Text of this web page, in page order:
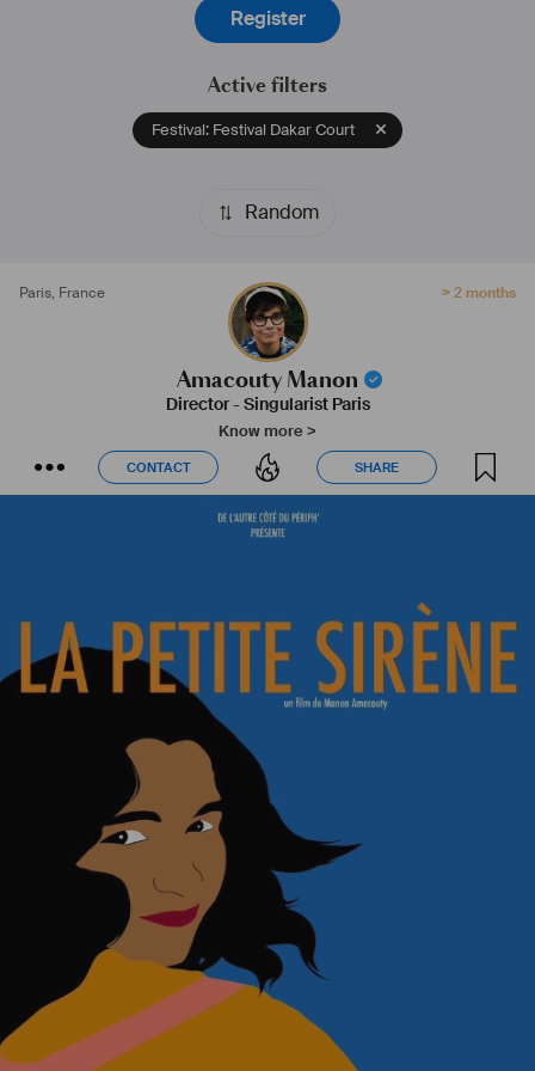
Register
Active filters
Festival: Festival Dakar Court
Random
Paris, France > 2 months
Amacouty Manon
Director-Singularist Paris
Know more >
CONTACT SHARE
CONTACT SHARE